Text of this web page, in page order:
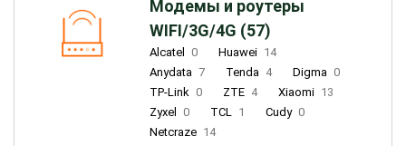
Модемы и роутеры
WIFI/3G/4G (57)
Alcatel 0 Huawei 14
Anydata 7 Tenda 4 Digma 0
TP-Link 0 ZTE 4 Xiaomi 13
Zyxel
0 TCL 1 Cudy 0
Netcraze 14